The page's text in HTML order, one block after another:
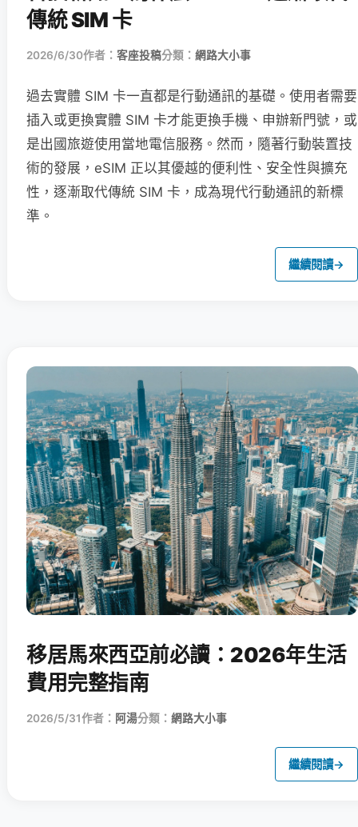
傳統 SIM 卡
2026/6/30作者： 客座投稿分類： 網路大小事
過去實體 SIM 卡一直都是行動通訊的基礎。使用者需要
插入或更換實體 SIM 卡才能更換手機、申辦新門號，或
是出國旅遊使用當地電信服務。然而，隨著行動裝置技
術的發展，eSIM 正以其優越的便利性、安全性與擴充
性，逐漸取代傳統 SIM 卡，成為現代行動通訊的新標
準。
繼續閱讀→
移居馬來西亞前必讀：2026年生活
費用完整指南
2026/5/31作者： 阿湯分類： 網路大小事
繼續閱讀→